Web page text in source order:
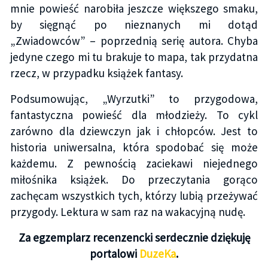
mnie powieść narobiła jeszcze większego smaku,
by sięgnąć po nieznanych mi dotąd
„Zwiadowców” – poprzednią serię autora. Chyba
jedyne czego mi tu brakuje to mapa, tak przydatna
rzecz, w przypadku książek fantasy.
Podsumowując, „Wyrzutki” to przygodowa,
fantastyczna powieść dla młodzieży. To cykl
zarówno dla dziewczyn jak i chłopców. Jest to
historia uniwersalna, która spodobać się może
każdemu. Z pewnością zaciekawi niejednego
miłośnika książek. Do przeczytania gorąco
zachęcam wszystkich tych, którzy lubią przeżywać
przygody. Lektura w sam raz na wakacyjną nudę.
Za egzemplarz recenzencki serdecznie dziękuję
portalowi DuzeKa.